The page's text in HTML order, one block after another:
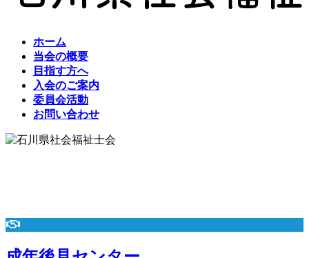
ホーム
当会の概要
目指す方へ
入会のご案内
委員会活動
お問い合わせ